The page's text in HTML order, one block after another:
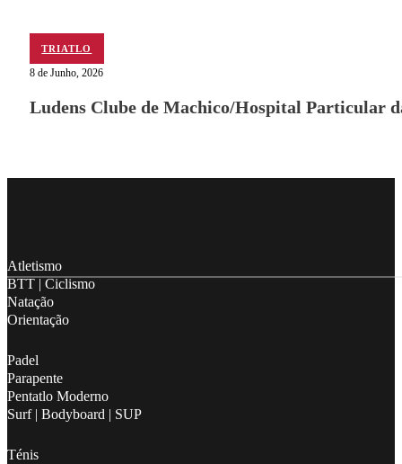
TRIATLO
8 de Junho, 2026
Ludens Clube de Machico/Hospital Particular
Atletismo
BTT | Ciclismo
Natação
Orientação
Padel
Parapente
Pentatlo Moderno
Surf | Bodyboard | SUP
Ténis